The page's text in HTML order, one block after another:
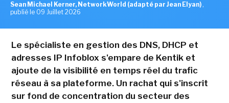
Sean Michael Kerner, NetworkWorld (adapté par Jean Elyan) ,
publié le 09 Juillet 2026
Le spécialiste en gestion des DNS, DHCP et
adresses IP Infoblox s'empare de Kentik et
ajoute de la visibilité en temps réel du trafic
réseau à sa plateforme. Un rachat qui s'inscrit
sur fond de concentration du secteur des